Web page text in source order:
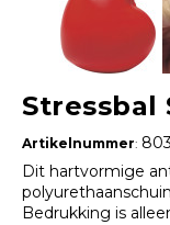
Stressbal
Artikelnummer:
Dit hartvormige
Bedrukking is